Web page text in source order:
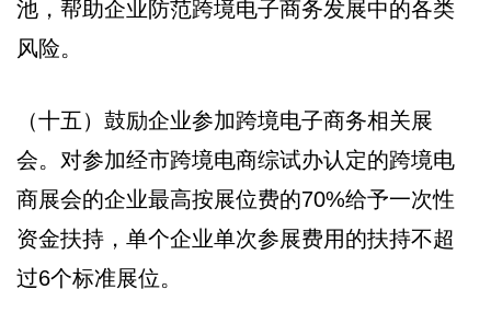
池，帮助企业防范跨境电子商务发展中的各类
风险。
（十五）鼓励企业参加跨境电子商务相关展
会。对参加经市跨境电商综试办认定的跨境电
商展会的企业最高按展位费的70%给予一次性
资金扶持，单个企业单次参展费用的扶持不超
过6个标准展位。